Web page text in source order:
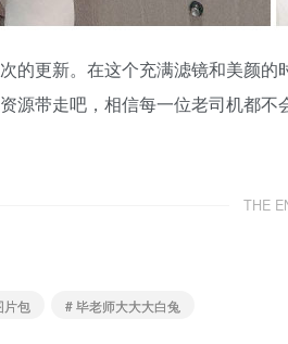
的更新。在这个充满滤镜和美颜的
源带走吧，相信每一位老司机都不
THE
片包 # 毕老师大大大白兔